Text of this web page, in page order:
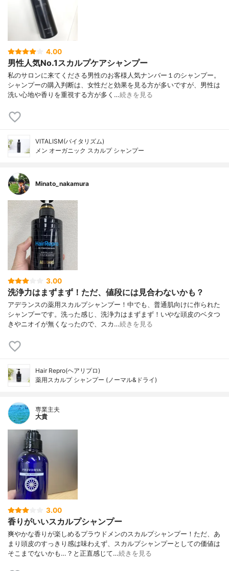
4.00
男性人気No.1スカルプケアシャンプー
私のサロンに来てくださる男性のお客様人気ナンバー１のシャンプー。
シャンプーの購入判断は、女性だと効果を見る方が多いですが、男性は
洗い心地や香りを重視する方が多く…続きを見る
VITALISM(バイタリズム)
メン オーガニック スカルプ シャンプー
Minato_nakamura
3.00
洗浄力はまずまず！ただ、値段には見合わないかも？
アデランスの薬用スカルプシャンプー！中でも、普通肌向けに作られた
シャンプーです。洗った感じ、洗浄力はまずまず！いやな頭皮のベタつ
きやニオイが無くなったので、スカ…続きを見る
Hair Repro(ヘアリプロ)
薬用スカルプ シャンプー (ノーマル&ドライ)
専業主夫
大貴
3.00
香りがいいスカルプシャンプー
爽やかな香りが楽しめるプラウドメンのスカルプシャンプー！ただ、あ
まり頭皮のすっきり感は味わえず、スカルプシャンプーとしての価値は
そこまでないかも…？と正直感じて…続きを見る